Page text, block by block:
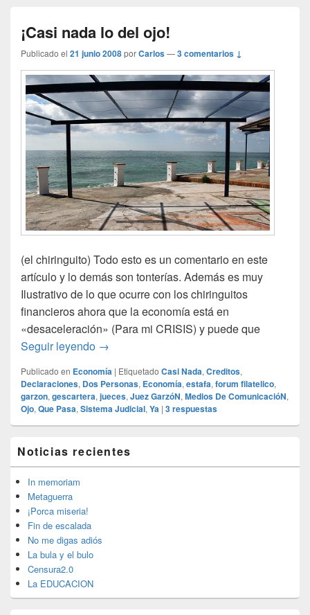
¡Casi nada lo del ojo!
Publicado el 21 junio 2008porCarlos—3 comentarios ↓
(el chiringuito) Todo esto es un comentario en este
artículo y lo demás son tonterías. Además es muy
Ilustrativo de lo que ocurre con los chiringuitos
financieros ahora que la economía está en
«desaceleración» (Para mi CRISIS) y puede que
Seguir leyendo ¡Casi nada lo del ojo!
→
Publicado en Economía | Etiquetado Casi Nada, Creditos,
Declaraciones, Dos Personas, Economía, estafa, forum filatelico,
garzon, gescartera, jueces, Juez GarzóN, Medios De ComunicacióN,
Ojo, Que Pasa, Sistema Judicial, Ya | 3respuestas
área
de
widget
barra
lateral
primaria
Noticias recientes
In memoriam
Metaguerra
¡Porca miseria!
Fin de escalada
No me digas adiós
La bula y el bulo
Censura2.0
La EDUCACION